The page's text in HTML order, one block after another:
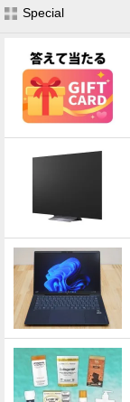
Special